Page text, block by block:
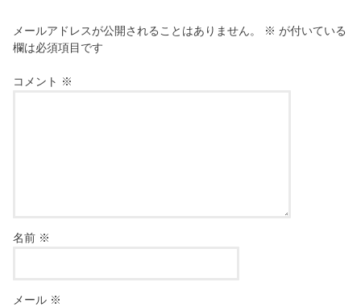
メールアドレスが公開されることはありません。 ※ が付いている
欄は必須項目です
コメント ※
名前 ※
メール ※